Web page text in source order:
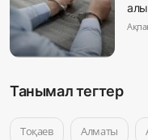
Танымал тегтер
Тоқаев Алматы